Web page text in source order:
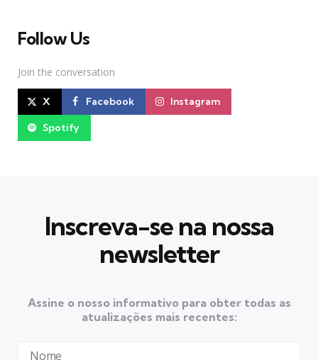
Follow Us
Join the conversation
X Facebook Instagram
Spotify
Inscreva-se na nossa
newsletter
Assine o nosso informativo para obter todas as
atualizações mais recentes: